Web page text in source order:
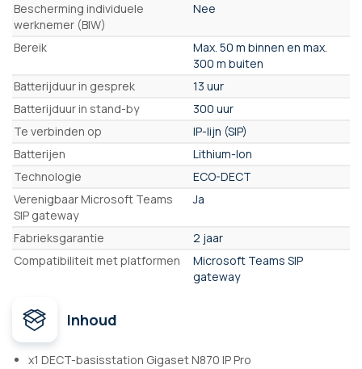
Bescherming individuele
werknemer (BIW)
Nee
Bereik
Max. 50 m binnen en max.
300 m buiten
Batterijduur in gesprek
13 uur
Batterijduur in stand-by
300 uur
Te verbinden op
IP-lijn (SIP)
Batterijen
Lithium-Ion
Technologie
ECO-DECT
Verenigbaar Microsoft Teams
SIP gateway
Ja
Fabrieksgarantie
2 jaar
Compatibiliteit met platformen
Microsoft Teams SIP
gateway
Inhoud
x1 DECT-basisstation Gigaset N870 IP Pro